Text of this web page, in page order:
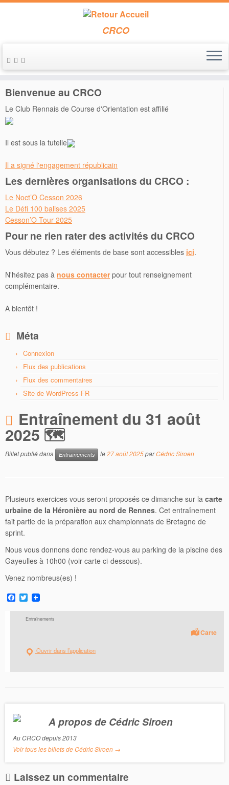
Passer
au
CRCO
Accueil » Entraînements » Entraînement du 31 août 2025
Bienvenue au CRCO
Le Club Rennais de Course d'Orientation est affilié
Il est sous la tutelle
Il a signé l'engagement républicain
Les dernières organisations du CRCO :
Le Noct’O Cesson 2026
Le Défi 100 balises 2025
Cesson’O Tour 2025
Pour ne rien rater des activités du CRCO
Vous débutez ? Les éléments de base sont accessibles ici.
N'hésitez pas à nous contacterpour tout renseignement
complémentaire.
A bientôt !
Méta
Connexion
Flux des publications
Flux des commentaires
Site de WordPress-FR
Entraînement du 31 août
2025 🗺
Billet publié dans Entraînements le27 août 2025parCédric Siroen
Plusieurs exercices vous seront proposés ce dimanche sur la carte
urbaine de la Héronière au nord de Rennes. Cet entraînement
fait partie de la préparation aux championnats de Bretagne de
sprint.
Nous vous donnons donc rendez-vous au parking de la piscine des
Gayeulles à 10h00 (voir carte ci-dessous).
Venez nombreus(es) !
F
a
T
w
t
r
Entraînements
Carte
Ouvrir dans l’application
A propos de Cédric Siroen
Au CRCO depuis 2013
Voir tous les billets de Cédric Siroen →
Laissez un commentaire